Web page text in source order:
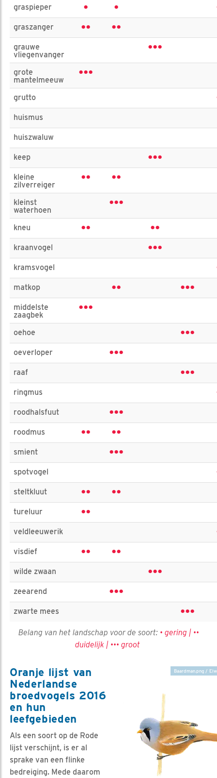
graspieper • •
graszanger •• ••
grauwe
vliegenvanger
•••
grote
mantelmeeuw
•••
grutto
huismus
huiszwaluw
keep •••
kleine
zilverreiger
•• ••
kleinst
waterhoen
•••
kneu •• ••
kraanvogel •••
kramsvogel
matkop •• •••
middelste
zaagbek
•••
oehoe •••
oeverloper •••
raaf •••
ringmus
roodhalsfuut •••
roodmus •• ••
smient •••
spotvogel
steltkluut •• ••
tureluur ••
veldleeuwerik
visdief •• ••
wilde zwaan •••
zeearend •••
zwarte mees •••
Belang van het landschap voor de soort: • gering | ••
duidelijk | ••• groot
Baardman.png /
Oranje lijst van
Nederlandse
broedvogels 2016
en hun
leefgebieden
Als een soort op de Rode
lijst verschijnt, is er al
sprake van een flinke
bedreiging. Mede daarom